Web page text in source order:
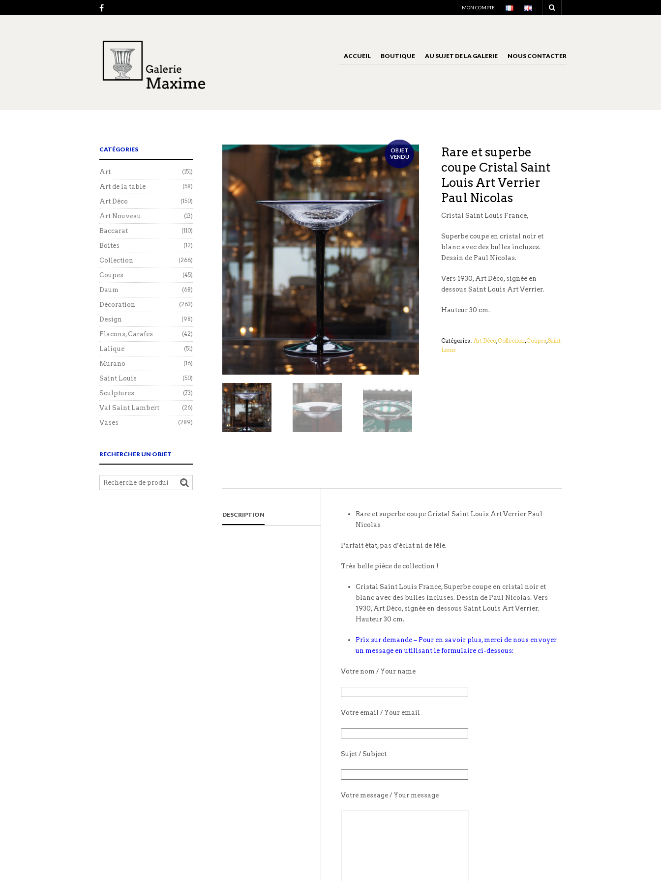
MON COMPTE
ACCUEIL BOUTIQUE AU SUJET DE LA GALERIE NOUS CONTACTER
OBJET
VENDU
Rare et superbe
coupe Cristal Saint
Louis Art Verrier
Paul Nicolas
Cristal Saint Louis France,
Superbe coupe en cristal noir et
blanc avec des bulles incluses.
Dessin de Paul Nicolas.
Vers 1930, Art Déco, signée en
dessous Saint Louis Art Verrier.
Hauteur 30 cm.
Catégories : Art Déco,Collection,Coupes,Saint
Louis
DESCRIPTION
Rare et superbe coupe Cristal Saint Louis Art Verrier Paul
Nicolas
Parfait état, pas d’éclat ni de fêle.
Très belle pièce de collection !
Cristal Saint Louis France, Superbe coupe en cristal noir et
blanc avec des bulles incluses. Dessin de Paul Nicolas. Vers
1930, Art Déco, signée en dessous Saint Louis Art Verrier.
Hauteur 30 cm.
Prix sur demande – Pour en savoir plus, merci de nous envoyer
un message en utilisant le formulaire ci-dessous:
Votre nom / Your name
Votre email / Your email
Sujet / Subject
Votre message / Your message
CATÉGORIES
Art (151)
Art de la table (58)
Art Déco (150)
Art Nouveau (13)
Baccarat (110)
Boites (12)
Collection (266)
Coupes (45)
Daum (68)
Décoration (263)
Design (98)
Flacons, Carafes (42)
Lalique (51)
Murano (16)
Saint Louis (50)
Sculptures (73)
Val Saint Lambert (26)
Vases (289)
RECHERCHER UN OBJET